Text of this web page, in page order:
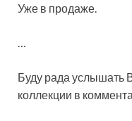
Уже в продаже.
Буду рада услышать
коллекции в